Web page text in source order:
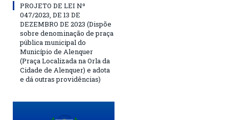
PROJETO DE LEI Nº
047/2023, DE 13 DE
DEZEMBRO DE 2023 (Dispõe
sobre denominação de praça
pública municipal do
Município de Alenquer
(Praça Localizada na Orla da
Cidade de Alenquer) e adota
e dá outras providências)